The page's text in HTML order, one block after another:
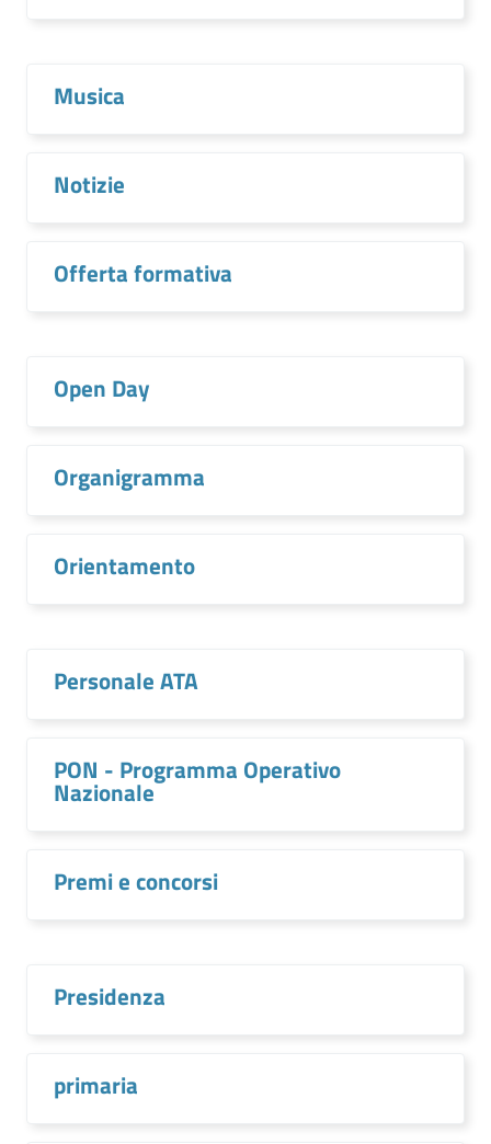
Musica
Notizie
Offerta formativa
Open Day
Organigramma
Orientamento
Personale ATA
PON - Programma Operativo
Nazionale
Premi e concorsi
Presidenza
primaria